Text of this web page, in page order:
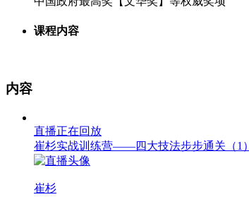
课程内容
内容
直播正在回放
崔杉实战训练营——四大技法步步通关（1）
崔杉